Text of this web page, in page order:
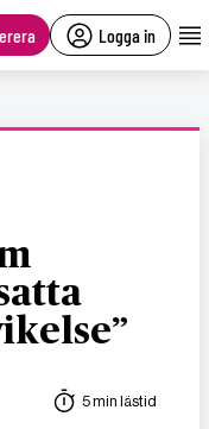
Logga in
5 min lästid